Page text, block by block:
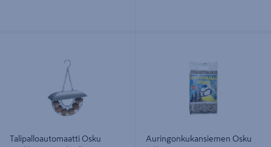
Talipalloautomaatti Osku
Auringonkukansiemen Osku